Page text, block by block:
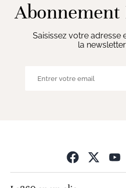
Saisissez votre adresse
la